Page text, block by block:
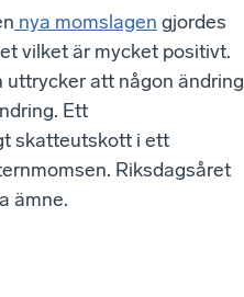
nya momslagen gjordes
vilket är mycket positivt.
att någon ändring
Ett
skatteutskott i ett
Riksdagsåret
ämne.